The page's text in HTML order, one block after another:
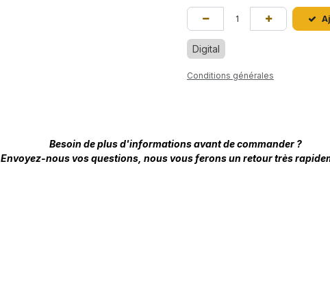
Digital
Conditions générales
Besoin de plus d'informations avant de commander ?
Envoyez-nous vos questions, nous vous ferons un retour très